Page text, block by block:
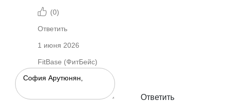
(0)
Ответить
1 июня 2026
FitBase (ФитБейс)
Ответить